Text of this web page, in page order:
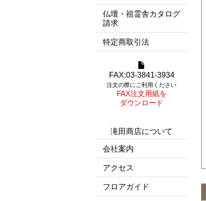
仏壇・祖霊舎カタログ
請求
特定商取引法
FAX:03-3841-3934
注文の際にご利用ください
FAX注文用紙を
ダウンロード
滝田商店について
会社案内
アクセス
フロアガイド